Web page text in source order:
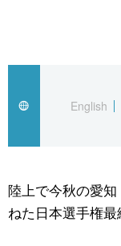
経済・ビジネス
国際
文化
トップ
アーカイブ
In-depth
Japan Data
動画/Live
スポーツ・東京
English
陸上で今秋の愛
ねた日本選手権